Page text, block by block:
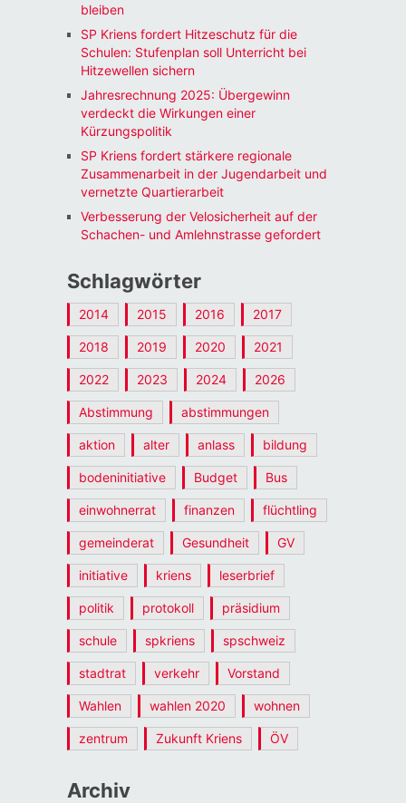
bleiben
SP Kriens fordert Hitzeschutz für die
Schulen: Stufenplan soll Unterricht bei
Hitzewellen sichern
Jahresrechnung 2025: Übergewinn
verdeckt die Wirkungen einer
Kürzungspolitik
SP Kriens fordert stärkere regionale
Zusammenarbeit in der Jugendarbeit und
vernetzte Quartierarbeit
Verbesserung der Velosicherheit auf der
Schachen- und Amlehnstrasse gefordert
Schlagwörter
2014 2015 2016 2017
2018 2019 2020 2021
2022 2023 2024 2026
Abstimmung abstimmungen
aktion alter anlass bildung
bodeninitiative Budget Bus
einwohnerrat finanzen flüchtling
gemeinderat Gesundheit GV
initiative kriens leserbrief
politik protokoll präsidium
schule spkriens spschweiz
stadtrat verkehr Vorstand
Wahlen wahlen 2020 wohnen
zentrum Zukunft Kriens ÖV
Archiv